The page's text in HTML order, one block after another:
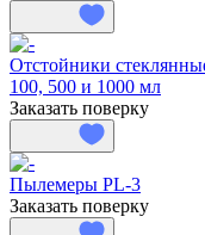
Отстойники
100, 500 и 1000 мл
Заказать поверку
Пылемеры PL-3
Заказать поверку